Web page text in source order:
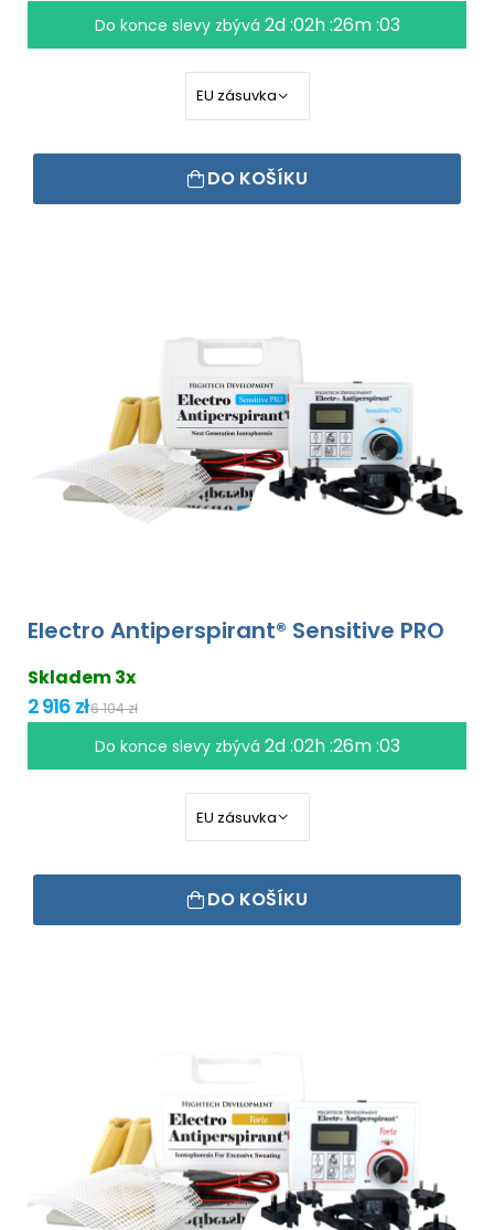
Do konce slevy zbývá 2d :02h :26m :02
DO KOŠÍKU
Electro Antiperspirant® Sensitive PRO
Skladem 3x
2 916 zł6 104 zł
Do konce slevy zbývá 2d :02h :26m :02
DO KOŠÍKU